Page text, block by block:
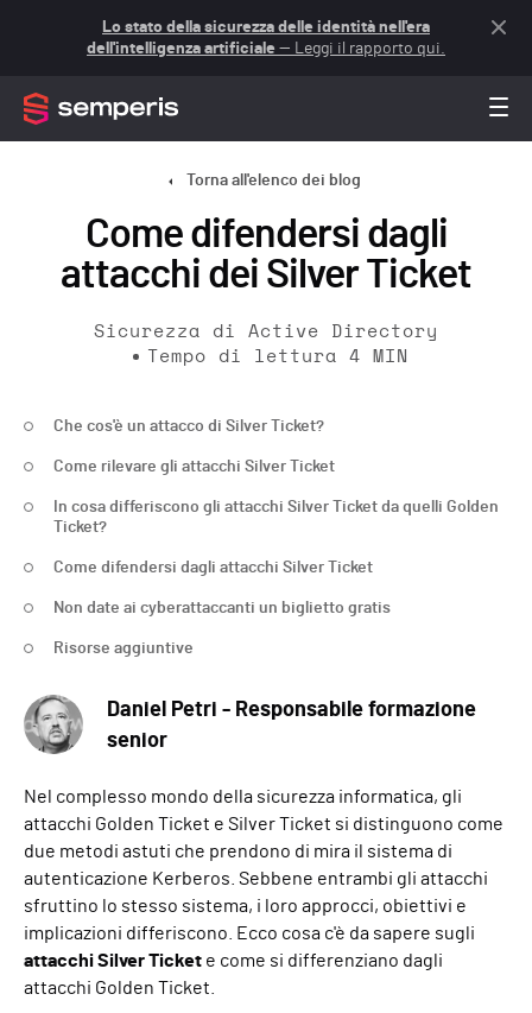
Lo stato della sicurezza delle identità nell'era
dell'intelligenza artificiale — Leggi il rapporto qui.
Torna all'elenco dei blog
Come difendersi dagli
attacchi dei Silver Ticket
Sicurezza di Active Directory
Tempo di lettura
4 MIN
Che cos'è un attacco di Silver Ticket?
Come rilevare gli attacchi Silver Ticket
In cosa differiscono gli attacchi Silver Ticket da quelli Golden
Ticket?
Come difendersi dagli attacchi Silver Ticket
Non date ai cyberattaccanti un biglietto gratis
Risorse aggiuntive
Daniel Petri - Responsabile formazione
senior
Nel complesso mondo della sicurezza informatica, gli
attacchi Golden Ticket e Silver Ticket si distinguono come
due metodi astuti che prendono di mira il sistema di
autenticazione Kerberos. Sebbene entrambi gli attacchi
sfruttino lo stesso sistema, i loro approcci, obiettivi e
implicazioni differiscono. Ecco cosa c'è da sapere sugli
attacchi Silver Ticket e come si differenziano dagli
attacchi Golden Ticket.